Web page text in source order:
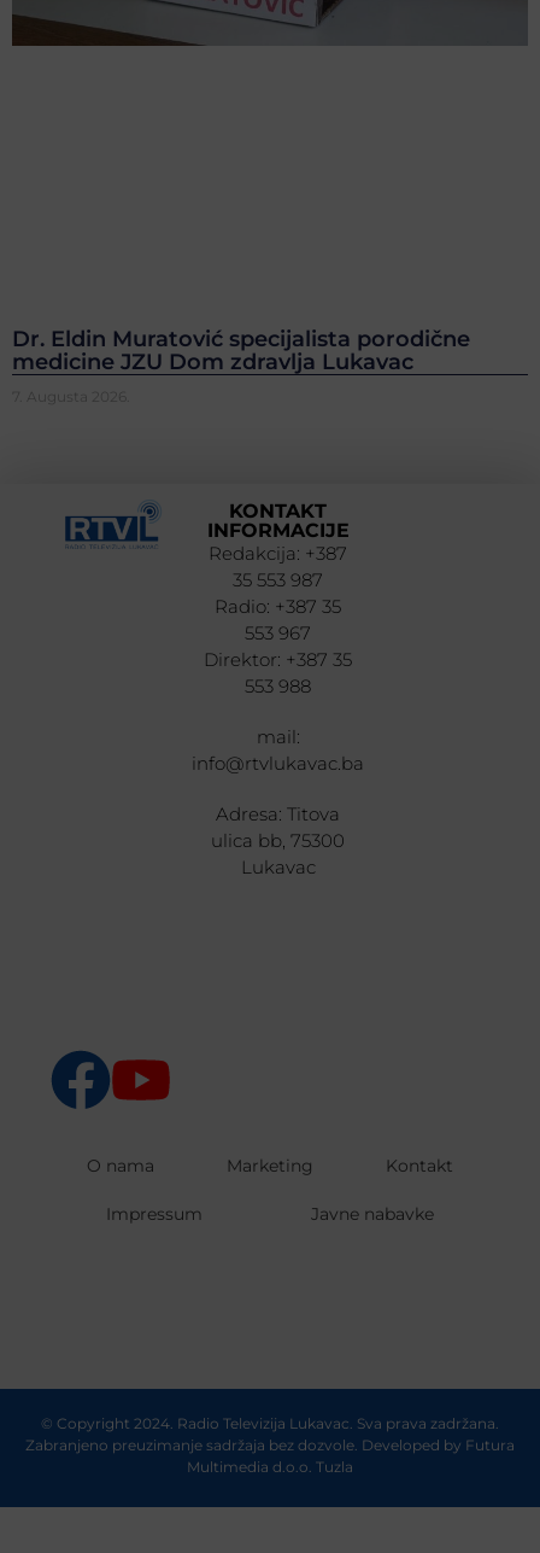
Dr. Eldin Muratović specijalista porodične
medicine JZU Dom zdravlja Lukavac
7. Augusta 2026.
KONTAKT
INFORMACIJE
Redakcija: +387
35 553 987
Radio: +387 35
553 967
Direktor: +387 35
553 988
mail:
info@rtvlukavac.ba
Adresa: Titova
ulica bb, 75300
Lukavac
O nama Marketing Kontakt
Impressum Javne nabavke
© Copyright 2024. Radio Televizija Lukavac. Sva prava zadržana.
Zabranjeno preuzimanje sadržaja bez dozvole. Developed by Futura
Multimedia d.o.o. Tuzla